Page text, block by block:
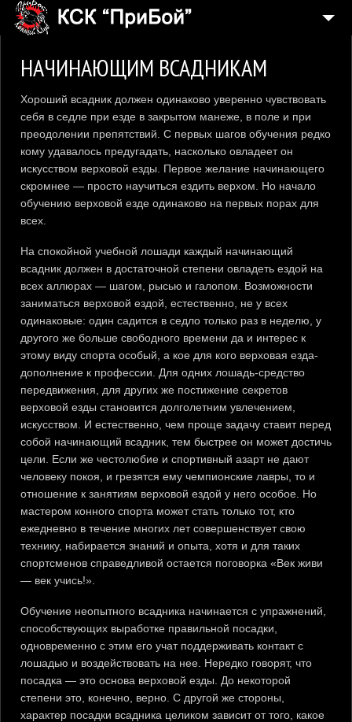
ЖИЗНЬ КЛУБА
НАШИ ЛОШАДИ
МЕДИА
УСЛУГИ И ЦЕНЫ
ИНФОРМАЦИЯ
КОНТАКТЫ
НАЧИНАЮЩИМ ВСАДНИКАМ
Хороший всадник должен одинаково уверенно чувствовать
себя в седле при езде в закрытом манеже, в поле и при
преодолении препятствий. С первых шагов обучения редко
кому удавалось предугадать, насколько овладеет он
искусством верховой езды. Первое желание начинающего
скромнее — просто научиться ездить верхом. Но начало
обучению верховой езде одинаково на первых порах для
всех.
На спокойной учебной лошади каждый начинающий
всадник должен в достаточной степени овладеть ездой на
всех аллюрах — шагом, рысью и галопом. Возможности
заниматься верховой ездой, естественно, не у всех
одинаковые: один садится в седло только раз в неделю, у
другого же больше свободного времени да и интерес к
этому виду спорта особый, а кое для кого верховая езда-
дополнение к профессии. Для одних лошадь-средство
передвижения, для других же постижение секретов
верховой езды становится долголетним увлечением,
искусством. И естественно, чем проще задачу ставит перед
собой начинающий всадник, тем быстрее он может достичь
цели. Если же честолюбие и спортивный азарт не дают
человеку покоя, и грезятся ему чемпионские лавры, то и
отношение к занятиям верховой ездой у него особое. Но
мастером конного спорта может стать только тот, кто
ежедневно в течение многих лет совершенствует свою
технику, набирается знаний и опыта, хотя и для таких
спортсменов справедливой остается поговорка «Век живи
— век учись!».
Обучение неопытного всадника начинается с упражнений,
способствующих выработке правильной посадки,
одновременно с этим его учат поддерживать контакт с
лошадью и воздействовать на нее. Нередко говорят, что
посадка — это основа верховой езды. До некоторой
степени это, конечно, верно. С другой же стороны,
характер посадки всадника целиком зависит от того, какое